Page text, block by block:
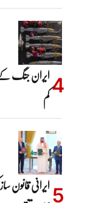
ایران جنگ کے
کم
ایرانی قانون